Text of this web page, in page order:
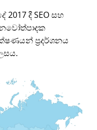
දී SEO සහ
ප්‍රදර්ශනය